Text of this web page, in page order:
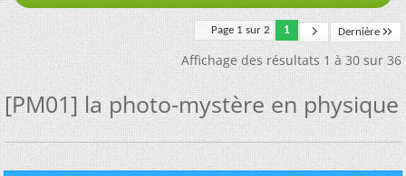
Page 1 sur 2 1 Dernière
Affichage des résultats 1 à 30 sur 36
[PM01] la photo-mystère en physique